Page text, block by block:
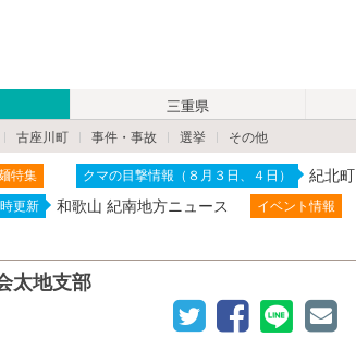
三重県
古座川町 事件・事故 選挙 その他
特集 クマの目撃情報（８月３日、４日） 紀北町
更新 和歌山 紀南地方ニュース イベント情報
太地支部